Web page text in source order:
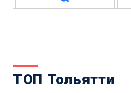
ТОП Тольятти